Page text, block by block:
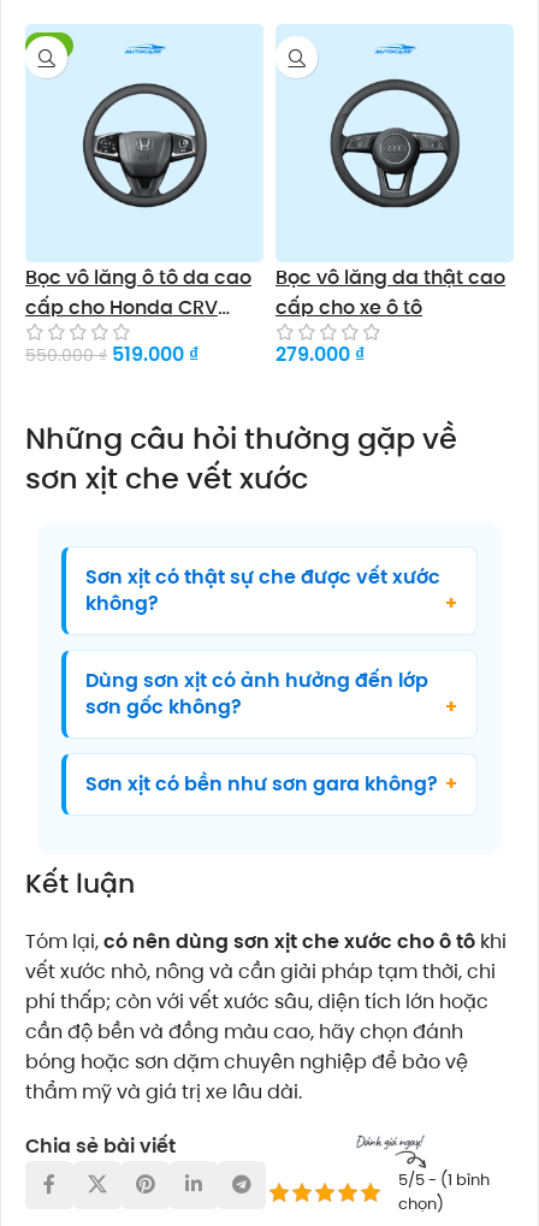
-6%
Bọc vô lăng ô tô da cao
cấp cho Honda CRV
Civic Accord Fit XRV
550.000₫ 519.000 ₫
Bọc vô lăng da thật cao
cấp cho xe ô tô
279.000 ₫
Những câu hỏi thường gặp về
sơn xịt che vết xước
Sơn xịt có thật sự che được vết xước
không?
Dùng sơn xịt có ảnh hưởng đến lớp
sơn gốc không?
Sơn xịt có bền như sơn gara không?
Kết luận
Tóm lại,có nên dùng sơn xịt che xước cho ô tô khi
vết xước nhỏ, nông và cần giải pháp tạm thời, chi
phí thấp; còn với vết xước sâu, diện tích lớn hoặc
cần độ bền và đồng màu cao, hãy chọn đánh
bóng hoặc sơn dặm chuyên nghiệp để bảo vệ
thẩm mỹ và giá trị xe lâu dài.
Chia sẻ bài viết
5/5 - (1 bình
chọn)